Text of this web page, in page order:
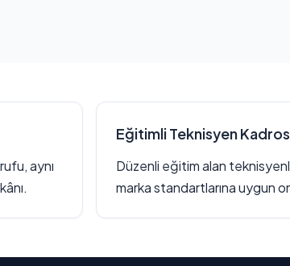
aynı
Eğitimli Teknisyen
Düzenli eğitim alan
marka standartlarına uygun